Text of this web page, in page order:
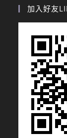
加入好友